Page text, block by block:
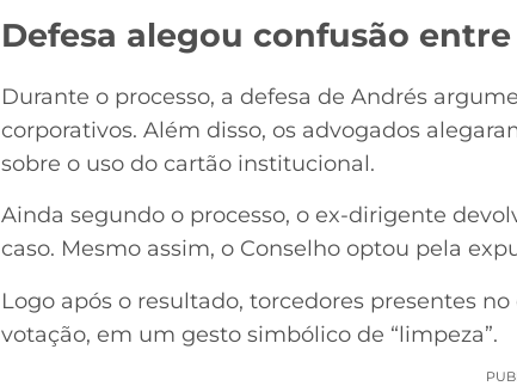
Defesa alegou confusão
Durante o processo, a defesa de Andrés
corporativos. Além disso, os advogados
sobre o uso do cartão institucional.
Ainda segundo o processo, o ex-dirigente
caso. Mesmo assim, o Conselho optou pela
Logo após o resultado, torcedores presentes
votação, em um gesto simbólico de “limpeza”.